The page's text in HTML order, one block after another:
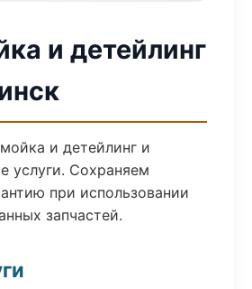
и детейлинг
и детейлинг и
услуги. Сохраняем
при использовании
запчастей.